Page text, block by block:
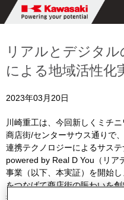
リアルとデジタ
による地域活性化
2023年03月20日
川崎重工は、今回新しくミチ
商店街/センターサウス通りで
連携テクノロジーによるサス
powered by Real D You （リ
事業（以下、本実証）を開始
をつなげて商店街の賑わいを
街づくりを推進します。